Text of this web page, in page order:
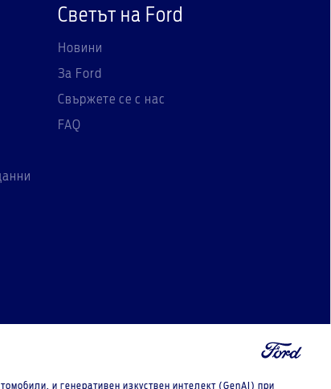
Светът на Ford
Новини
За Ford
Свържете се с нас
FAQ
и генеративен изкуствен интелект (GenAI) при